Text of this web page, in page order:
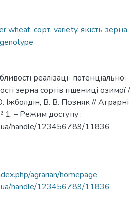
wheat, сорт, variety, якість зерна,
genotype
реалізації потенціальної
зерна сортів пшениці озимої /
В. В. Позняк // Аграрні
1. – Режим доступу :
handle/123456789/11836
agrarian/homepage
handle/123456789/11836